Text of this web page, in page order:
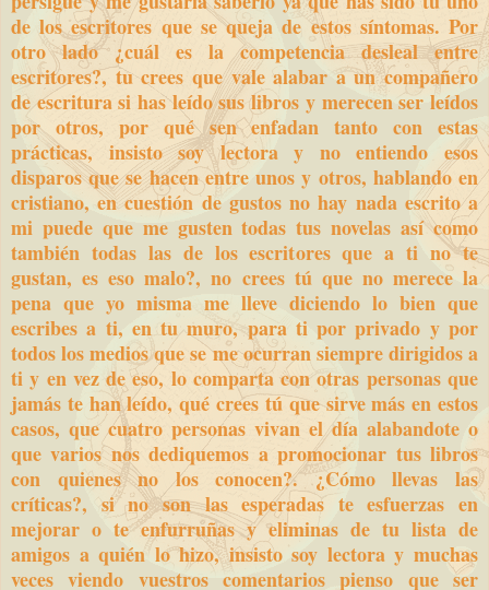
de los escritores que se queja de estos síntomas. Por
otro lado ¿cuál es la competencia desleal entre
escritores?, tu crees que vale alabar a un compañero
de escritura si has leído sus libros y merecen ser leídos
por otros, por qué sen enfadan tanto con estas
prácticas, insisto soy lectora y no entiendo esos
disparos que se hacen entre unos y otros, hablando en
cristiano, en cuestión de gustos no hay nada escrito a
mi puede que me gusten todas tus novelas así como
también todas las de los escritores que a ti no te
gustan, es eso malo?, no crees tú que no merece la
pena que yo misma me lleve diciendo lo bien que
escribes a ti, en tu muro, para ti por privado y por
todos los medios que se me ocurran siempre dirigidos a
ti y en vez de eso, lo comparta con otras personas que
jamás te han leído, qué crees tú que sirve más en estos
casos, que cuatro personas vivan el día alabandote o
que varios nos dediquemos a promocionar tus libros
con quienes no los conocen?. ¿Cómo llevas las
críticas?, si no son las esperadas te esfuerzas en
mejorar o te enfurruñas y eliminas de tu lista de
amigos a quién lo hizo, insisto soy lectora y muchas
veces viendo vuestros comentarios pienso que ser